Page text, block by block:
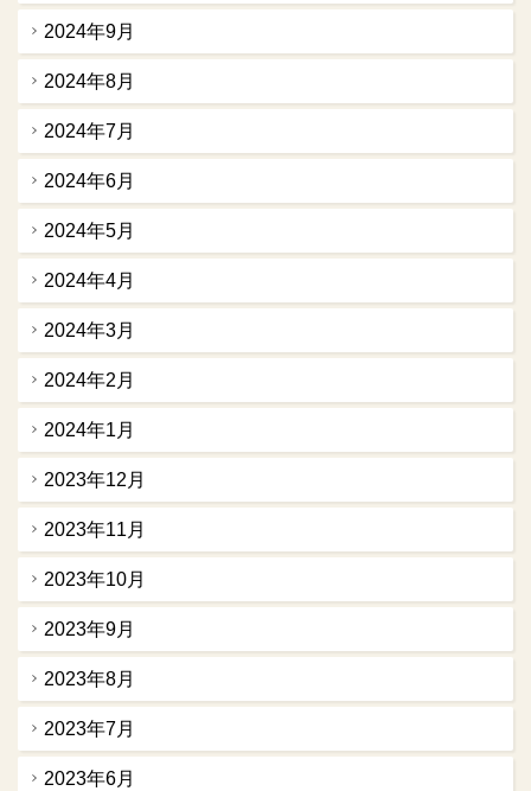
2024年9月
2024年8月
2024年7月
2024年6月
2024年5月
2024年4月
2024年3月
2024年2月
2024年1月
2023年12月
2023年11月
2023年10月
2023年9月
2023年8月
2023年7月
2023年6月